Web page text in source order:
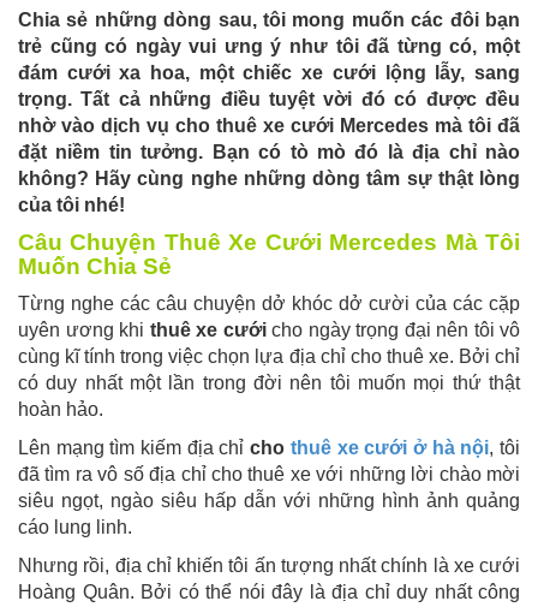
Chia sẻ những dòng sau, tôi mong muốn các đôi bạn
trẻ cũng có ngày vui ưng ý như tôi đã từng có, một
đám cưới xa hoa, một chiếc xe cưới lộng lẫy, sang
trọng. Tất cả những điều tuyệt vời đó có được đều
nhờ vào dịch vụ cho thuê xe cưới Mercedes mà tôi đã
đặt niềm tin tưởng. Bạn có tò mò đó là địa chỉ nào
không? Hãy cùng nghe những dòng tâm sự thật lòng
của tôi nhé!
Câu Chuyện Thuê Xe Cưới Mercedes Mà Tôi
Muốn Chia Sẻ
Từng nghe các câu chuyện dở khóc dở cười của các cặp
uyên ương khi thuê xe cướicho ngày trọng đại nên tôi vô
cùng kĩ tính trong việc chọn lựa địa chỉ cho thuê xe. Bởi chỉ
có duy nhất một lần trong đời nên tôi muốn mọi thứ thật
hoàn hảo.
Lên mạng tìm kiếm địa chỉcho thuê xe cưới ở hà nội, tôi
đã tìm ra vô số địa chỉ cho thuê xe với những lời chào mời
siêu ngọt, ngào siêu hấp dẫn với những hình ảnh quảng
cáo lung linh.
Nhưng rồi, địa chỉ khiến tôi ấn tượng nhất chính là xe cưới
Hoàng Quân. Bởi có thể nói đây là địa chỉ duy nhất công